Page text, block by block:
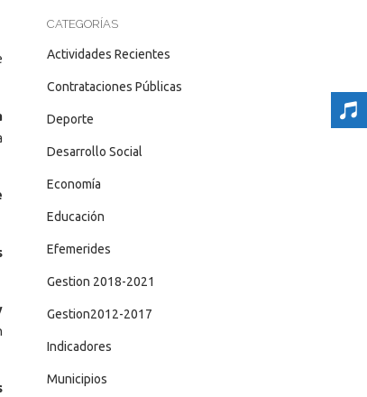
CATEGORÍAS
Actividades Recientes
Contrataciones Públicas
Deporte
Desarrollo Social
Economía
Educación
Efemerides
Gestion 2018-2021
Gestion2012-2017
Indicadores
Municipios